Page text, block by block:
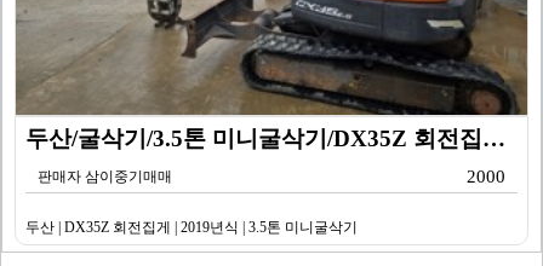
두산/굴삭기/3.5톤 미니굴삭기/DX35Z 회전집게/2…
판매자 삼이중기매매 2000
두산 | DX35Z 회전집게 | 2019년식 | 3.5톤 미니굴삭기